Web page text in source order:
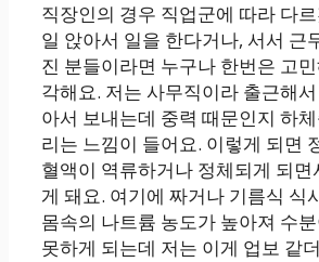
직장인의 경우 직업군에 따라 다
일 앉아서 일을 한다거나, 서서 근
진 분들이라면 누구나 한번은 고
각해요. 저는 사무직이라 출근해
아서 보내는데 중력 때문인지 하
리는 느낌이 들어요. 이렇게 되면
혈액이 역류하거나 정체되게 되면
게 돼요. 여기에 짜거나 기름식 식
몸속의 나트륨 농도가 높아져 수
못하게 되는데 저는 이게 업보 같